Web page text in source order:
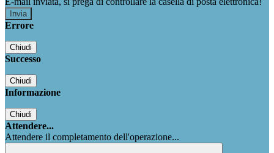
Errore
Chiudi
Successo
Chiudi
Informazione
Chiudi
Attendere...
Attendere il completamento dell'operazione...